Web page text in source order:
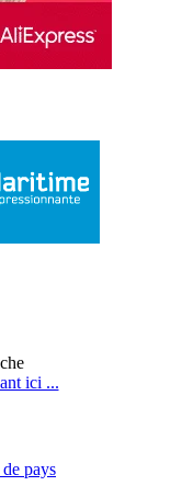
ici ...
pays